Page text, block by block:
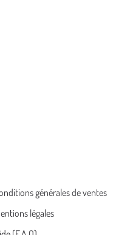
générales de ventes
légales